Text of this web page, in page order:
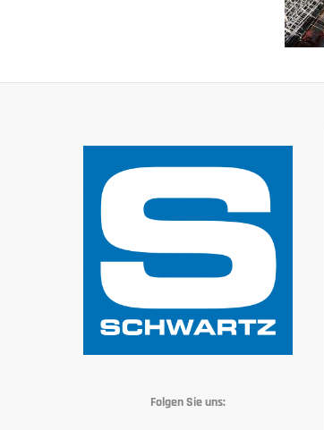
Folgen Sie uns: